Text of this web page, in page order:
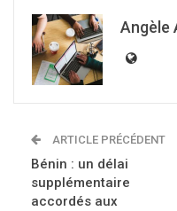
Angèle
ARTICLE PRÉCÉDENT
Bénin : un délai
supplémentaire
accordés aux